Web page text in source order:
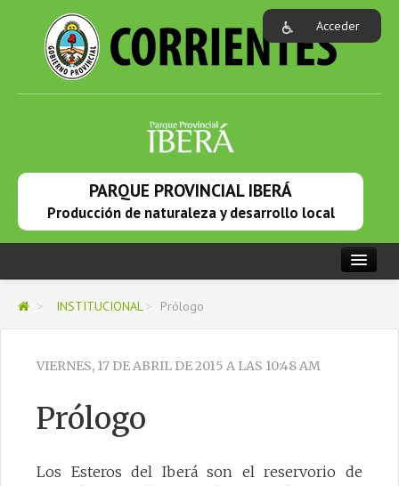
Acceder
PARQUE PROVINCIAL IBERÁ
Producción de naturaleza y desarrollo local
EL PARQUE
PRODUCCIÓN DE NATURALEZA
CULTURA
> INSTITUCIONAL > Prólogo
VIERNES, 17 DE ABRIL DE 2015 A LAS 10:48 AM
Prólogo
Los Esteros del Iberá son el reservorio de